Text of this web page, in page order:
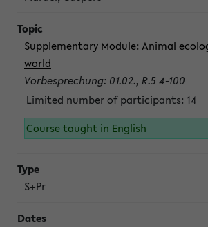
Supplementary Module: Animal
world
Vorbesprechung: 01.02., R.5 4-100
Limited number of participants: 14
Course taught in English
S+Pr